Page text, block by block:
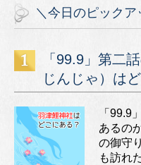
＼今日のピックア
「99.9」第二
じんじゃ）は
「99.9
あるの
の御守
も訪れ